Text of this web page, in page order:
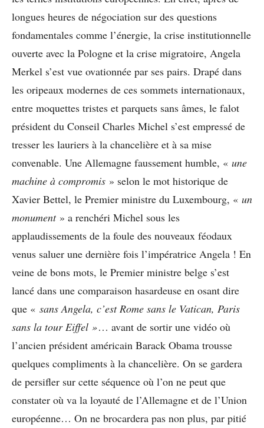
longues heures de négociation sur des questions
fondamentales comme l’énergie, la crise institutionnelle
ouverte avec la Pologne et la crise migratoire, Angela
Merkel s’est vue ovationnée par ses pairs. Drapé dans
les oripeaux modernes de ces sommets internationaux,
entre moquettes tristes et parquets sans âmes, le falot
président du Conseil Charles Michel s’est empressé de
tresser les lauriers à la chancelière et à sa mise
convenable. Une Allemagne faussement humble, « une
machine à compromis » selon le mot historique de
Xavier Bettel, le Premier ministre du Luxembourg, « un
monument» a renchéri Michel sous les
applaudissements de la foule des nouveaux féodaux
venus saluer une dernière fois l’impératrice Angela ! En
veine de bons mots, le Premier ministre belge s’est
lancé dans une comparaison hasardeuse en osant dire
que « sans Angela, c’est Rome sans le Vatican, Paris
sans la tour Eiffel »… avant de sortir une vidéo où
l’ancien président américain Barack Obama trousse
quelques compliments à la chancelière. On se gardera
de persifler sur cette séquence où l’on ne peut que
constater où va la loyauté de l’Allemagne et de l’Union
européenne… On ne brocardera pas non plus, par pitié